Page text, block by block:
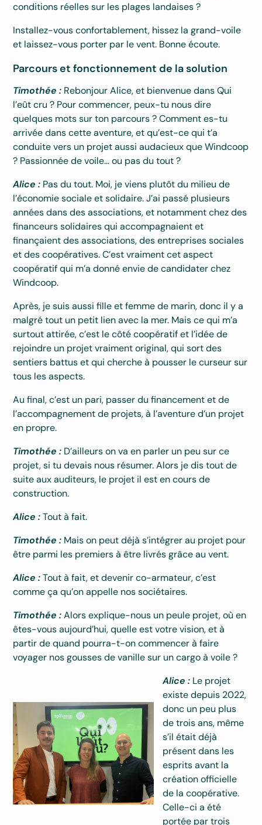
conditions réelles sur les plages landaises ?
Installez-vous confortablement, hissez la grand-voile
et laissez-vous porter par le vent. Bonne écoute.
Parcours et fonctionnement de la solution
Timothée : Rebonjour Alice, et bienvenue dans Qui
l’eût cru ? Pour commencer, peux-tu nous dire
quelques mots sur ton parcours ? Comment es-tu
arrivée dans cette aventure, et qu’est-ce qui t’a
conduite vers un projet aussi audacieux que Windcoop
? Passionnée de voile… ou pas du tout ?
Alice : Pas du tout. Moi, je viens plutôt du milieu de
l’économie sociale et solidaire. J’ai passé plusieurs
années dans des associations, et notamment chez des
financeurs solidaires qui accompagnaient et
finançaient des associations, des entreprises sociales
et des coopératives. C’est vraiment cet aspect
coopératif qui m’a donné envie de candidater chez
Windcoop.
Après, je suis aussi fille et femme de marin, donc il y a
malgré tout un petit lien avec la mer. Mais ce qui m’a
surtout attirée, c’est le côté coopératif et l’idée de
rejoindre un projet vraiment original, qui sort des
sentiers battus et qui cherche à pousser le curseur sur
tous les aspects.
Au final, c’est un pari, passer du financement et de
l’accompagnement de projets, à l’aventure d’un projet
en propre.
Timothée : D’ailleurs on va en parler un peu sur ce
projet, si tu devais nous résumer. Alors je dis tout de
suite aux auditeurs, le projet il est en cours de
construction.
Alice :Tout à fait.
Timothée : Mais on peut déjà s’intégrer au projet pour
être parmi les premiers à être livrés grâce au vent.
Alice :Tout à fait, et devenir co-armateur, c’est
comme ça qu’on appelle nos sociétaires.
Timothée :Alors explique-nous un peule projet, où en
êtes-vous aujourd’hui, quelle est votre vision, et à
partir de quand pourra-t-on commencer à faire
voyager nos gousses de vanille sur un cargo à voile ?
Alice : Le projet
existe depuis 2022,
donc un peu plus
de trois ans, même
s’il était déjà
présent dans les
esprits avant la
création officielle
de la coopérative.
Celle-ci a été
portée par trois